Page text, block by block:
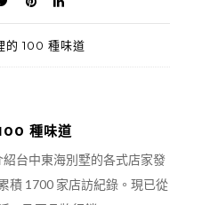
的 100 種味道
種味道
紹台中東海別墅的各式店家發
積 1700 家店訪紀錄。現已從